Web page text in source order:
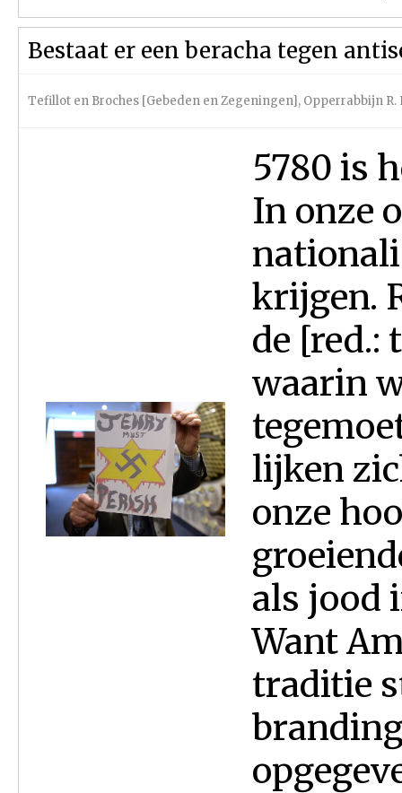
Bestaat er een beracha tegen
Tefillot en Broches [Gebeden en Zegeningen], Opperrabbijn R.
5780 is
In onze
krijgen.
de [red.:
waarin
lijken
onze
als jood
Want
traditie